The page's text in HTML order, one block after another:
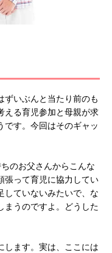
いぶんと当たり前のも
える育児参加と母親が求
です。今回はそのギャッ
のお父さんからこんな
張って育児に協力してい
していないみたいで、な
まうのですよ。どうした
ます。実は、ここには